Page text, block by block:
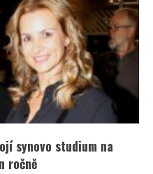
synovo studium na
ročně